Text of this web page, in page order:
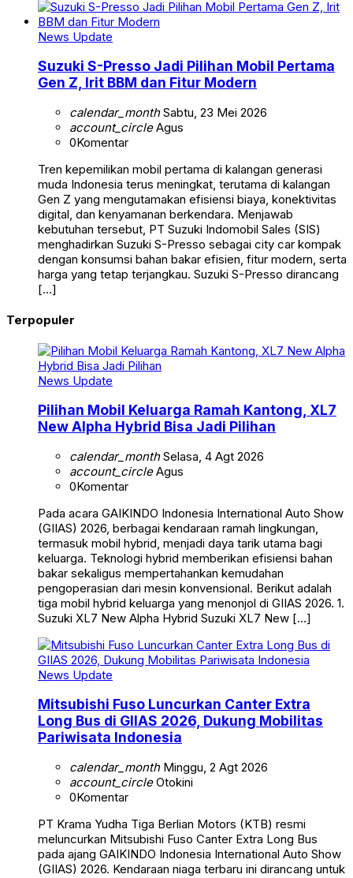
News Update
Suzuki S-Presso Jadi Pilihan Mobil Pertama
Gen Z, Irit BBM dan Fitur Modern
calendar_monthSabtu, 23 Mei 2026
account_circleAgus
0Komentar
Tren kepemilikan mobil pertama di kalangan generasi
muda Indonesia terus meningkat, terutama di kalangan
Gen Z yang mengutamakan efisiensi biaya, konektivitas
digital, dan kenyamanan berkendara. Menjawab
kebutuhan tersebut, PT Suzuki Indomobil Sales (SIS)
menghadirkan Suzuki S-Presso sebagai city car kompak
dengan konsumsi bahan bakar efisien, fitur modern, serta
harga yang tetap terjangkau. Suzuki S-Presso dirancang
[…]
Terpopuler
News Update
Pilihan Mobil Keluarga Ramah Kantong, XL7
New Alpha Hybrid Bisa Jadi Pilihan
calendar_monthSelasa, 4 Agt 2026
account_circleAgus
0Komentar
Pada acara GAIKINDO Indonesia International Auto Show
(GIIAS) 2026, berbagai kendaraan ramah lingkungan,
termasuk mobil hybrid, menjadi daya tarik utama bagi
keluarga. Teknologi hybrid memberikan efisiensi bahan
bakar sekaligus mempertahankan kemudahan
pengoperasian dari mesin konvensional. Berikut adalah
tiga mobil hybrid keluarga yang menonjol di GIIAS 2026. 1.
Suzuki XL7 New Alpha Hybrid Suzuki XL7 New […]
News Update
Mitsubishi Fuso Luncurkan Canter Extra
Long Bus di GIIAS 2026, Dukung Mobilitas
Pariwisata Indonesia
calendar_monthMinggu, 2 Agt 2026
account_circleOtokini
0Komentar
PT Krama Yudha Tiga Berlian Motors (KTB) resmi
meluncurkan Mitsubishi Fuso Canter Extra Long Bus
pada ajang GAIKINDO Indonesia International Auto Show
(GIIAS) 2026. Kendaraan niaga terbaru ini dirancang untuk